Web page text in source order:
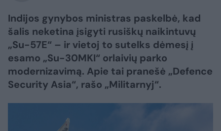
Indijos gynybos ministras paskelbė, kad
šalis neketina įsigyti rusiškų naikintuvų
„Su-57E“ – ir vietoj to sutelks dėmesį į
esamo „Su-30MKI“ orlaivių parko
modernizavimą. Apie tai pranešė „Defence
Security Asia“, rašo „Militarnyj“.